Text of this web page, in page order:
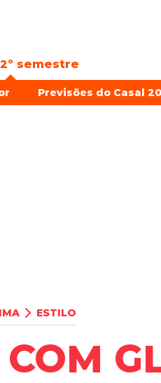
semestre
Previsões do Casal
ESTILO